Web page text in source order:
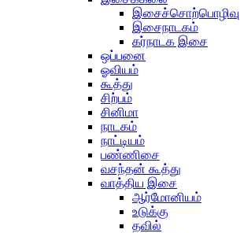
இசைச்சொற்பொழிவு
இசைநாடகம்
கர்நாடக இசை
ஒப்பனை
ஓவியம்
கூத்து
சிற்பம்
சினிமா
நாடகம்
நாட்டியம்
பண்ணிசை
வசந்தன் கூத்து
வாத்திய இசை
ஆர்மோனியம்
உடுக்கு
தவில்